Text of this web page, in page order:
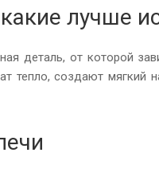
лучше
деталь, от которой
тепло, создают мягкий